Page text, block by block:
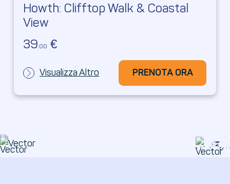
Howth: Clifftop Walk & Coastal
View
39.00 €
Visualizza Altro PRENOTA ORA
PRENOTA ORA